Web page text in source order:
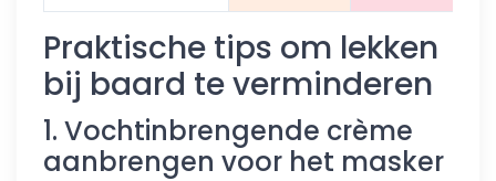
Praktische tips om lekken
bij baard te verminderen
1. Vochtinbrengende crème
aanbrengen voor het masker